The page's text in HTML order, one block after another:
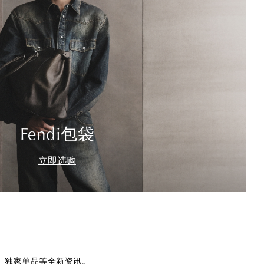
Fendi包袋
立即选购
家单品等全新资讯。